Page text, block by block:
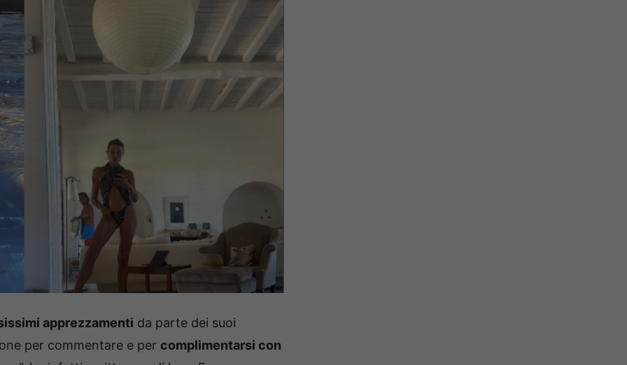
apprezzamenti da parte dei suoi
per commentare e per complimentarsi con